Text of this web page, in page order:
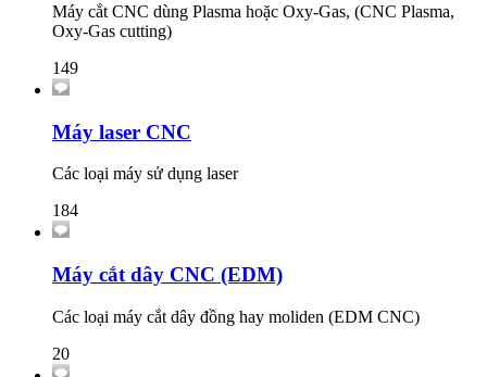
Máy cắt CNC dùng Plasma hoặc Oxy-Gas, (CNC Plasma,
Oxy-Gas cutting)
149
Máy laser CNC
Các loại máy sử dụng laser
184
Máy cắt dây CNC (EDM)
Các loại máy cắt dây đồng hay moliden (EDM CNC)
20